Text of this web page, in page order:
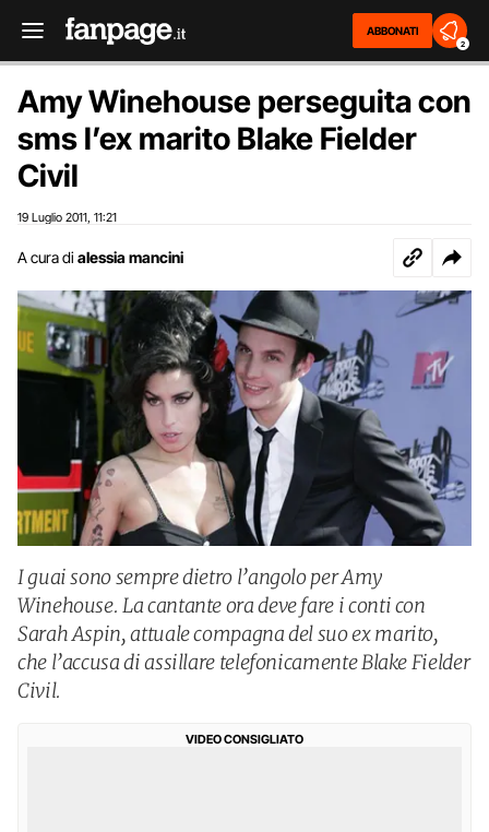
ABBONATI
2
Amy Winehouse perseguita con
sms l’ex marito Blake Fielder
Civil
19 Luglio 2011 11:21
A cura di alessia mancini
I guai sono sempre dietro l’angolo per Amy
Winehouse. La cantante ora deve fare i conti con
Sarah Aspin, attuale compagna del suo ex marito,
che l’accusa di assillare telefonicamente Blake Fielder
Civil.
VIDEO CONSIGLIATO